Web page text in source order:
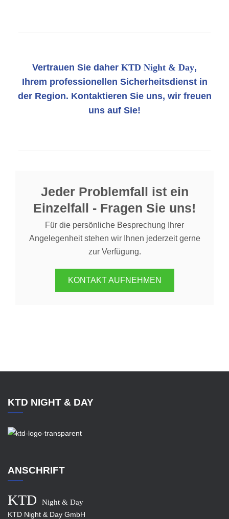
Vertrauen Sie daher KTD Night & Day,
Ihrem professionellen Sicherheitsdienst in
der Region. Kontaktieren Sie uns, wir freuen
uns auf Sie!
Jeder Problemfall ist ein
Einzelfall - Fragen Sie uns!
Für die persönliche Besprechung Ihrer
Angelegenheit stehen wir Ihnen jederzeit gerne
zur Verfügung.
KONTAKT AUFNEHMEN
KTD NIGHT & DAY
ANSCHRIFT
KTD
Night & Day
KTD Night & Day GmbH